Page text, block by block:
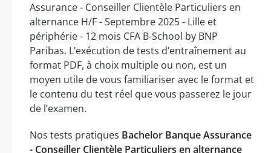
Assurance - Conseiller Clientèle Particuliers en
alternance H/F - Septembre 2025 - Lille et
périphérie - 12 mois CFA B-School by BNP
Paribas. L’exécution de tests d’entraînement au
format PDF, à choix multiple ou non, est un
moyen utile de vous familiariser avec le format et
le contenu du test réel que vous passerez le jour
de l’examen.
Nos tests pratiques Bachelor Banque Assurance
- Conseiller Clientèle Particuliers en alternance